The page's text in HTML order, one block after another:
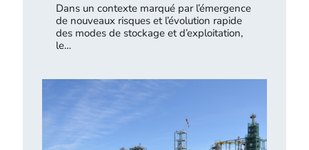
Dans un contexte marqué par l’émergence
de nouveaux risques et l’évolution rapide
des modes de stockage et d’exploitation,
le…